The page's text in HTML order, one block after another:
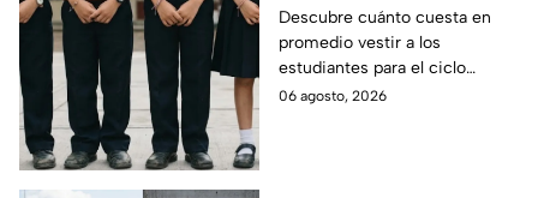
para el regreso a clases
2026, según su grado?
Descubre cuánto cuesta en
promedio vestir a los
estudiantes para el ciclo
escolar 2026-2027 y consejos
06 agosto, 2026